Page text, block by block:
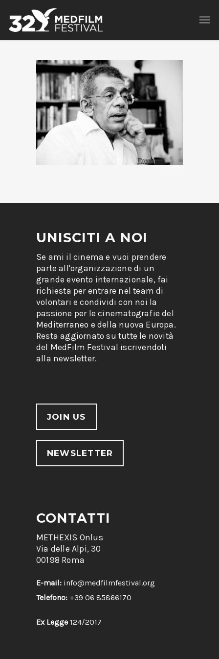
UNISCITI A NOI
Se ami il cinema e vuoi prendere
parte all'organizzazione di un
grande evento internazionale, fai
richiesta per entrare nel team di
volontari e condividi con noi la
passione per le cinematografie del
Mediterraneo e della nuova Europa.
Resta aggiornato su tutte le novità
del MedFilm Festival iscrivendoti
alla newsletter.
JOIN US
NEWSLETTER
CONTATTI
METHEXIS Onlus
Via delle Alpi, 30
00198 Roma
E-mail: info@medfilmfestival.org
Telefono: +39 06 85866170
Ex Legge 124/2017